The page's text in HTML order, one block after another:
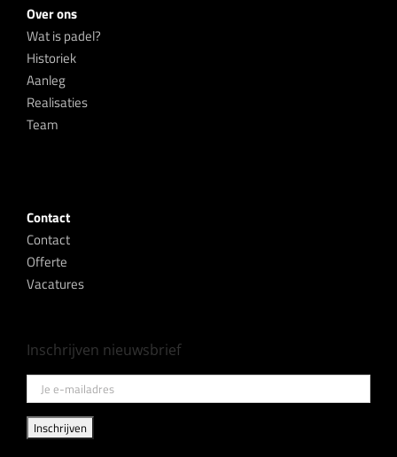
Over ons
Wat is padel?
Historiek
Aanleg
Realisaties
Team
Contact
Contact
Offerte
Vacatures
Inschrijven nieuwsbrief